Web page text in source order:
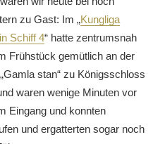
zu Gast: Im „Kungliga
Schiff 4“ hatte zentrumsnah
Frühstück gemütlich an der
stan“ zu Königsschloss
waren wenige Minuten vor
Eingang und konnten
und ergatterten sogar noch